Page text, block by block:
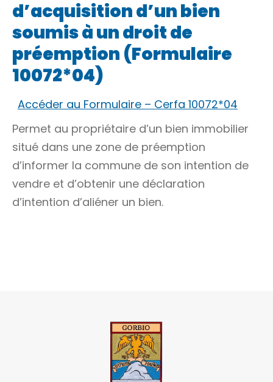
d’acquisition d’un bien
soumis à un droit de
préemption (Formulaire
10072*04)
Accéder au Formulaire – Cerfa 10072*04
Permet au propriétaire d’un bien immobilier
situé dans une zone de préemption
d’informer la commune de son intention de
vendre et d’obtenir une déclaration
d’intention d’aliéner un bien.